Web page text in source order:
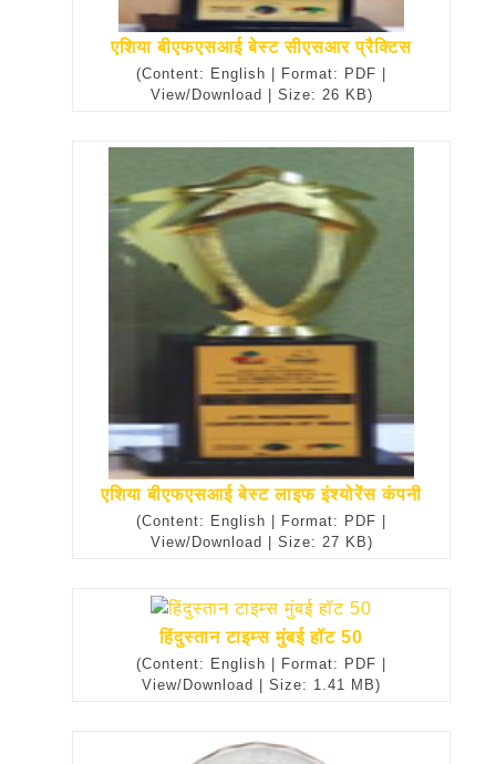
एशिया बीएफएसआई बेस्ट सीएसआर प्रैक्टिस
(Content: English | Format: PDF |
View/Download | Size: 26 KB)
एशिया बीएफएसआई बेस्ट लाइफ इंश्योरेंस कंपनी
(Content: English | Format: PDF |
View/Download | Size: 27 KB)
हिंदुस्तान टाइम्स मुंबई हॉट 50
(Content: English | Format: PDF |
View/Download | Size: 1.41 MB)